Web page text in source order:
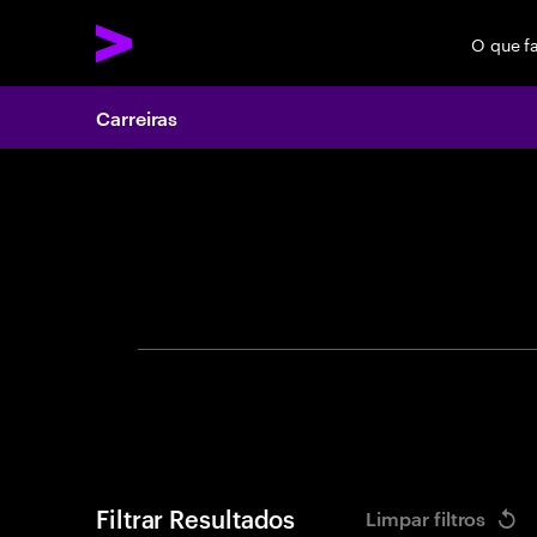
O que
Carreiras
Filtrar Resultados Limpar filtros